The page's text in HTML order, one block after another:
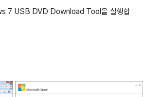
7 USB DVD Download Tool을 실행합